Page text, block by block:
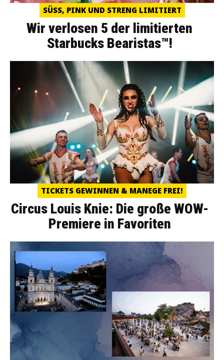
SÜSS, PINK UND STRENG LIMITIERT
Wir verlosen 5 der limitierten
Starbucks Bearistas™!
TICKETS GEWINNEN & MANEGE FREI!
Circus Louis Knie: Die große WOW-
Premiere in Favoriten